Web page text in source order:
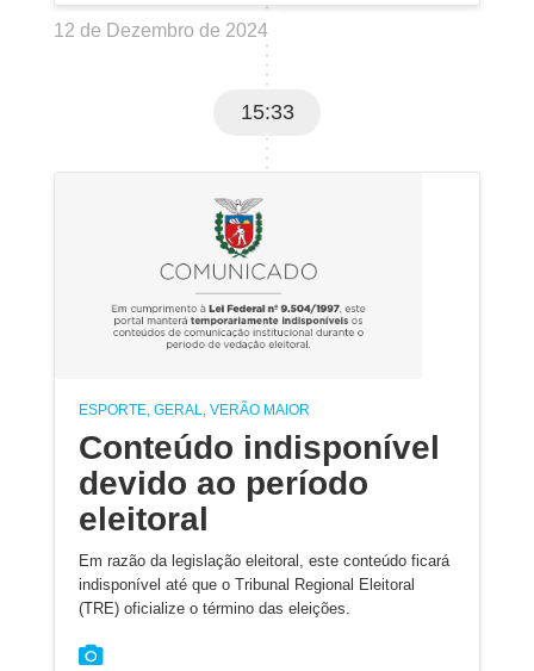
12 de Dezembro de 2024
15:33
ESPORTE, GERAL, VERÃO MAIOR
Conteúdo indisponível
devido ao período
eleitoral
Em razão da legislação eleitoral, este conteúdo ficará
indisponível até que o Tribunal Regional Eleitoral
(TRE) oficialize o término das eleições.